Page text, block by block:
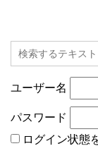
ユーザー名
パスワード
ログイン状態